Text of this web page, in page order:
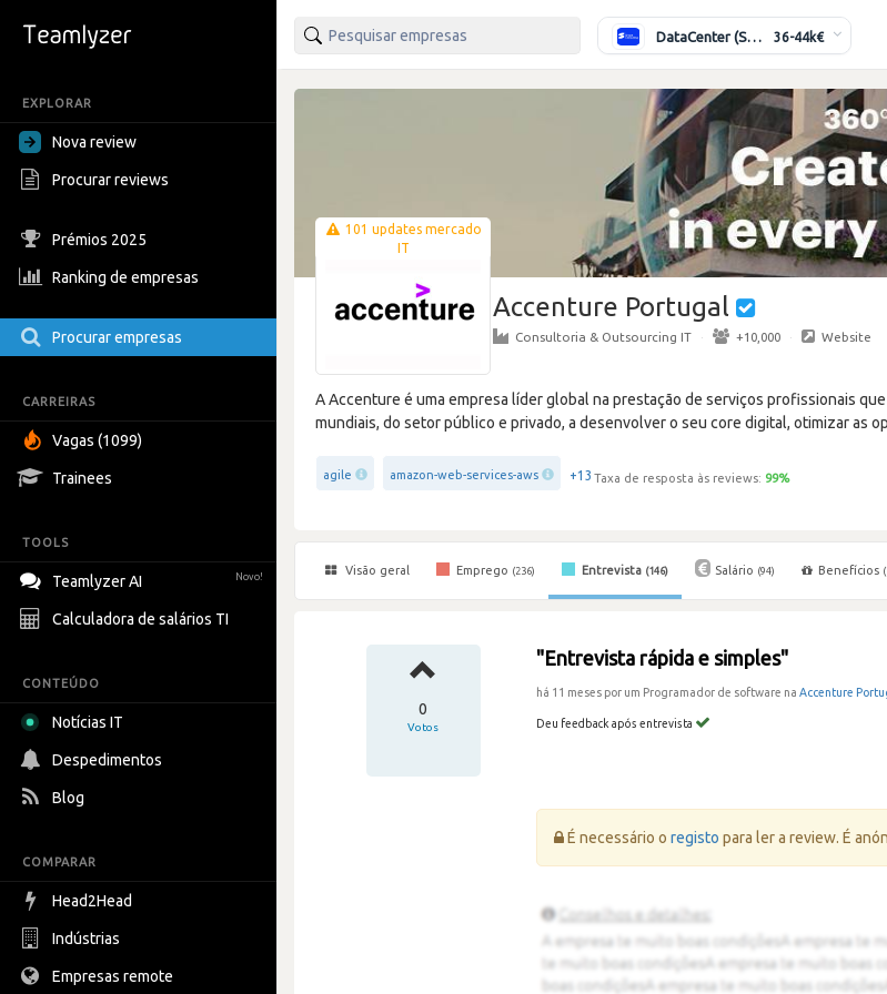
EXPLORAR
Nova review
Procurar reviews
Prémios 2025
Ranking de empresas
Procurar empresas
CARREIRAS
Vagas (1099)
Trainees
TOOLS
Teamlyzer AI Novo!
Calculadora de salários TI
CONTEÚDO
Notícias IT
Despedimentos
Blog
COMPARAR
Head2Head
Indústrias
Empresas remote
DataCenter (Switching/Routing) Sénior 36-44k€
101 updates mercado
IT
Accenture Portugal
Consultoria & Outsourcing IT · +10,000 · Website
A Accenture é uma empresa líder global na prestação de serviços profissionais
mundiais, do setor público e privado, a desenvolver o seu core digital, otimizar as
agile amazon-web-services-aws +13 Taxa de resposta às reviews: 99%
Visão geral Emprego (236) Entrevista (146) Salário (94) Benefícios
0
Votos
"Entrevista rápida e simples"
há 11 meses por um Programador de software naAccenture
Deu feedback após entrevista
Erro:
É necessário oregisto para ler a review. É